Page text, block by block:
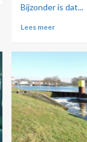
Bijzonder is dat...
Lees meer